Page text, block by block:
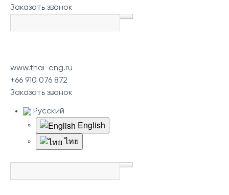
Заказать звонок
www.thai-eng.ru
+66 910 076 872
Заказать звонок
Русский
English
ไทย